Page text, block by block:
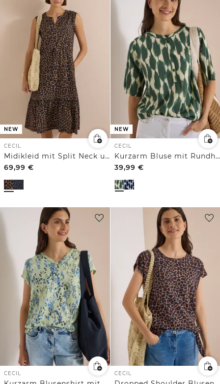
NEW
CECIL
Midikleid mit Split Neck und Print
69,99 €
NEW
CECIL
Kurzarm Bluse mit Rundhals und Print
39,99 €
CECIL CECIL